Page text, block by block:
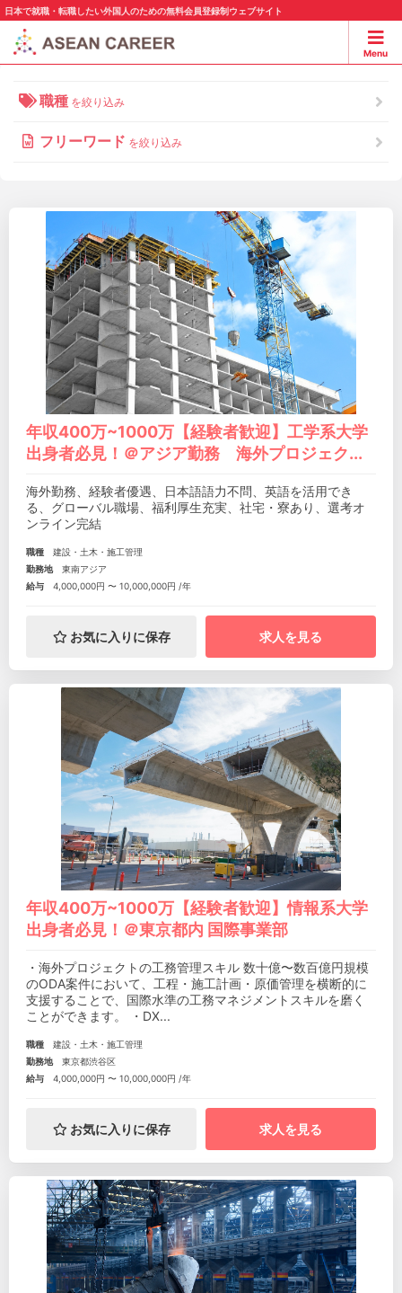
日本で就職・転職したい外国人のための無料会員登録制ウェブサイト
Menu
職種 を絞り込み
フリーワード を絞り込み
年収400万~1000万【経験者歓迎】工学系大学
出身者必見！＠アジア勤務 海外プロジェク...
海外勤務、経験者優遇、日本語語力不問、英語を活用でき
る、グローバル職場、福利厚生充実、社宅・寮あり、選考オ
ンライン完結
職種
建設・土木・施工管理
勤務地
東南アジア
給与
4,000,000円 〜 10,000,000円 /年
お気に入りに保存 求人を見る
年収400万~1000万【経験者歓迎】情報系大学
出身者必見！＠東京都内 国際事業部
・海外プロジェクトの工務管理スキル 数十億〜数百億円規模
のODA案件において、工程・施工計画・原価管理を横断的に
支援することで、国際水準の工務マネジメントスキルを磨く
ことができます。 ・DX...
職種
建設・土木・施工管理
勤務地
東京都渋谷区
給与
4,000,000円 〜 10,000,000円 /年
お気に入りに保存 求人を見る